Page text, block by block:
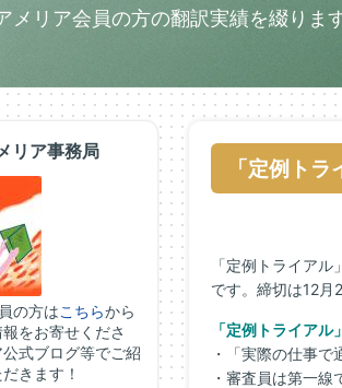
メリア会員の方の翻訳実績を綴りま
「定例ト
「定例トライアル
です。締切は12月
「定例トライアル
・「実際の仕事
・審査員は第一線
リア事務局
の方はこちらから
をお寄せくださ
式ブログ等でご紹
きます！